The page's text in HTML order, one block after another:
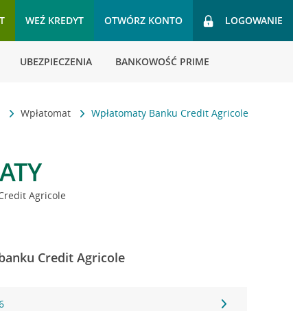
WEŹ KREDYT OTWÓRZ KONTO LOGOWANIE
UBEZPIECZENIA BANKOWOŚĆ PRIME
Wpłatomat Wpłatomaty Banku Credit Agricole
Agricole
Credit Agricole